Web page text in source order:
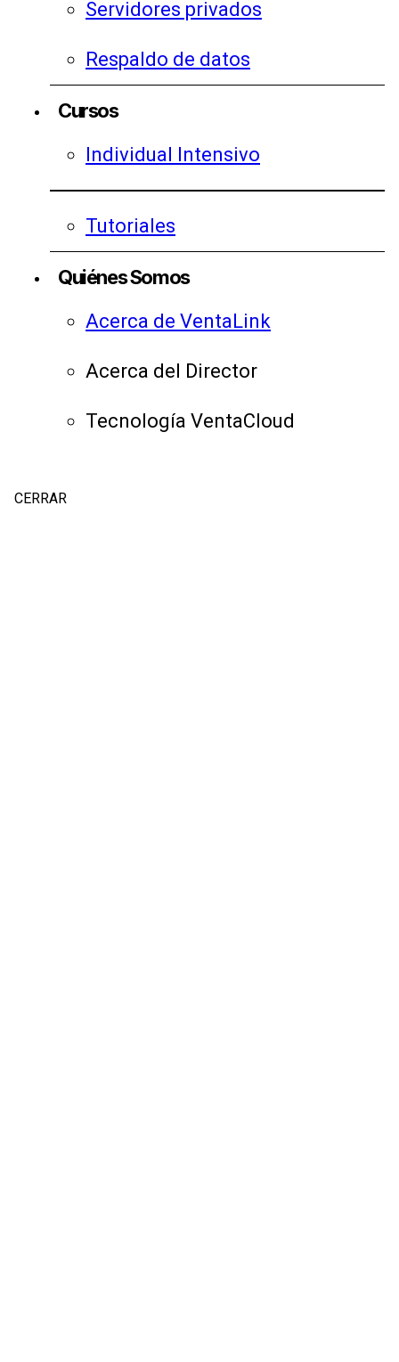
Servidores privados
Respaldo de datos
Cursos
Individual Intensivo
Tutoriales
Quiénes Somos
Acerca de VentaLink
Acerca del Director
Tecnología VentaCloud
CERRAR